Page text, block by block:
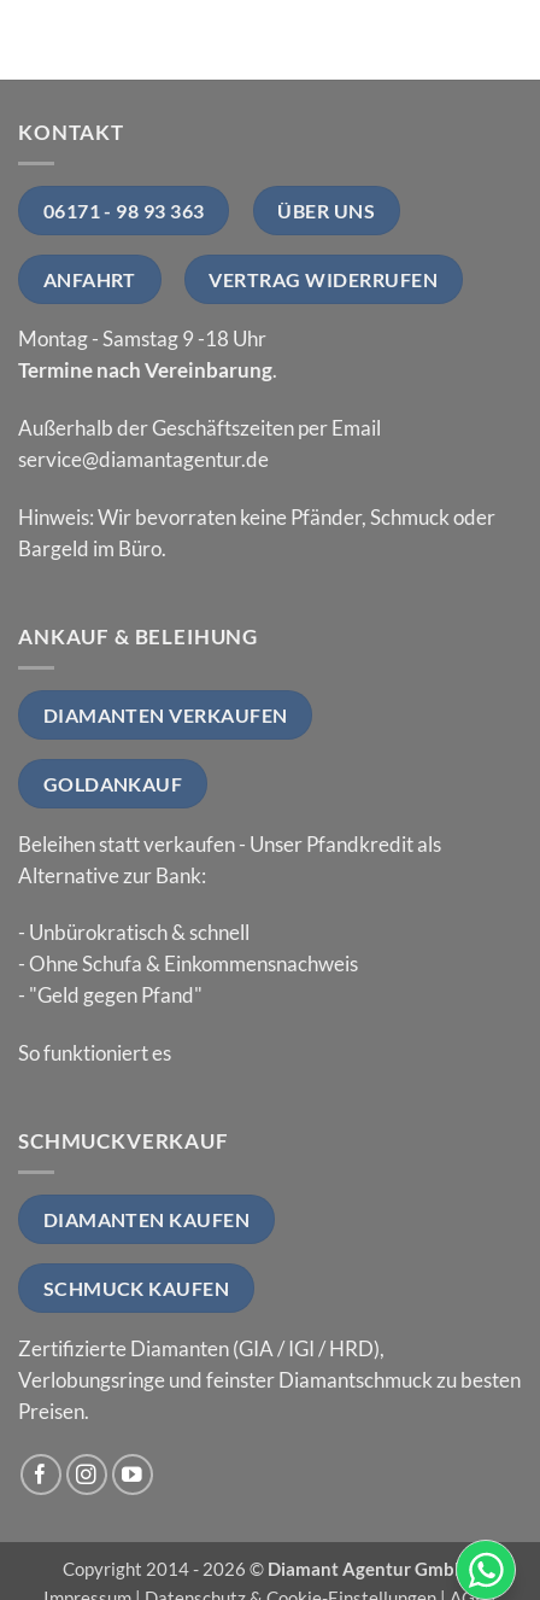
KONTAKT
06171 - 98 93 363 ÜBER UNS
ANFAHRT VERTRAG WIDERRUFEN
Montag - Samstag 9 -18 Uhr
Termine nach Vereinbarung.
Außerhalb der Geschäftszeiten per Email
service@diamantagentur.de
Hinweis: Wir bevorraten keine Pfänder, Schmuck oder
Bargeld im Büro.
ANKAUF & BELEIHUNG
DIAMANTEN VERKAUFEN
GOLDANKAUF
Beleihen statt verkaufen - Unser Pfandkredit als
Alternative zur Bank:
- Unbürokratisch & schnell
- Ohne Schufa & Einkommensnachweis
- "Geld gegen Pfand"
So funktioniert es
SCHMUCKVERKAUF
DIAMANTEN KAUFEN
SCHMUCK KAUFEN
Zertifizierte Diamanten (GIA / IGI / HRD),
Verlobungsringe und feinster Diamantschmuck zu besten
Preisen.
Copyright 2014 - 2026 © Diamant Agentur GmbH |